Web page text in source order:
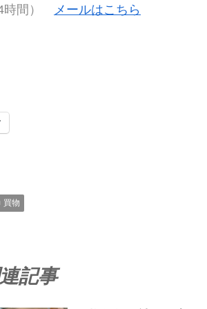
時間） メールはこちら
買物
記事